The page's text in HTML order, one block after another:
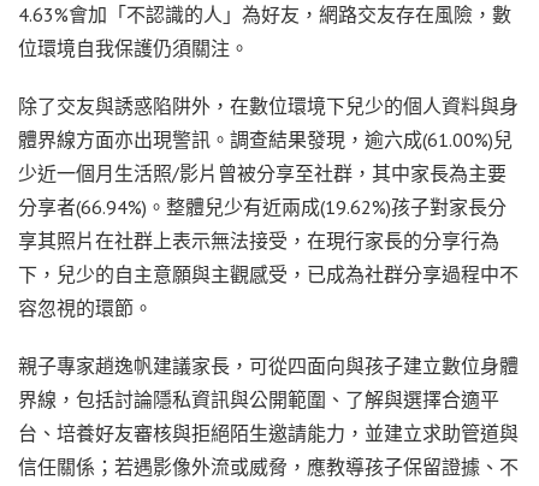
4.63%會加「不認識的人」為好友，網路交友存在風險，數
位環境自我保護仍須關注。
除了交友與誘惑陷阱外，在數位環境下兒少的個人資料與身
體界線方面亦出現警訊。調查結果發現，逾六成(61.00%)兒
少近一個月生活照/影片曾被分享至社群，其中家長為主要
分享者(66.94%)。整體兒少有近兩成(19.62%)孩子對家長分
享其照片在社群上表示無法接受，在現行家長的分享行為
下，兒少的自主意願與主觀感受，已成為社群分享過程中不
容忽視的環節。
親子專家趙逸帆建議家長，可從四面向與孩子建立數位身體
界線，包括討論隱私資訊與公開範圍、了解與選擇合適平
台、培養好友審核與拒絕陌生邀請能力，並建立求助管道與
信任關係；若遇影像外流或威脅，應教導孩子保留證據、不